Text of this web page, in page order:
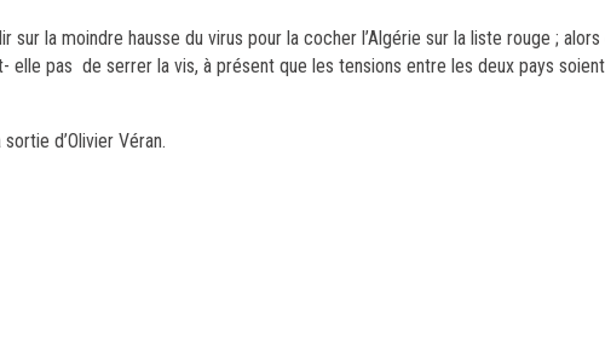
la moindre hausse du virus pour la cocher l’Algérie sur la liste rouge ;
pas de serrer la vis, à présent que les tensions entre les deux pays
d’Olivier Véran.